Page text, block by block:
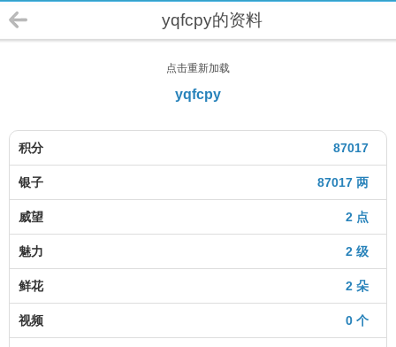
yqfcpy的资料
点击重新加载
yqfcpy
87017
积分
87017 两
银子
2 点
威望
2 级
魅力
2 朵
鲜花
0 个
视频